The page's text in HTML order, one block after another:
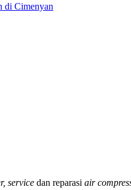
di Cimenyan
service dan reparasi air